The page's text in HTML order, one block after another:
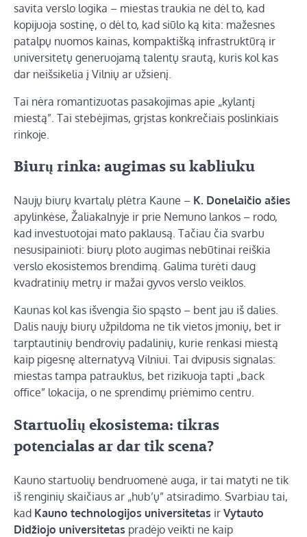
savita verslo logika – miestas traukia ne dėl to, kad
kopijuoja sostinę, o dėl to, kad siūlo ką kita: mažesnes
patalpų nuomos kainas, kompaktišką infrastruktūrą ir
universitetų generuojamą talentų srautą, kuris kol kas
dar neišsikelia į Vilnių ar užsienį.
Tai nėra romantizuotas pasakojimas apie „kylantį
miestą”. Tai stebėjimas, grįstas konkrečiais poslinkiais
rinkoje.
Biurų rinka: augimas su kabliuku
Naujų biurų kvartalų plėtra Kaune – K. Donelaičio ašies
apylinkėse, Žaliakalnyje ir prie Nemuno lankos – rodo,
kad investuotojai mato paklausą. Tačiau čia svarbu
nesusipainioti: biurų ploto augimas nebūtinai reiškia
verslo ekosistemos brendimą. Galima turėti daug
kvadratinių metrų ir mažai gyvos verslo veiklos.
Kaunas kol kas išvengia šio spąsto – bent jau iš dalies.
Dalis naujų biurų užpildoma ne tik vietos įmonių, bet ir
tarptautinių bendrovių padalinių, kurie renkasi miestą
kaip pigesnę alternatyvą Vilniui. Tai dvipusis signalas:
miestas tampa patrauklus, bet rizikuoja tapti „back
office” lokacija, o ne sprendimų priėmimo centru.
Startuolių ekosistema: tikras
potencialas ar dar tik scena?
Kauno startuolių bendruomenė auga, ir tai matyti ne tik
iš renginių skaičiaus ar „hub’ų” atsiradimo. Svarbiau tai,
kad Kauno technologijos universitetas ir Vytauto
Didžiojo universitetas pradėjo veikti ne kaip